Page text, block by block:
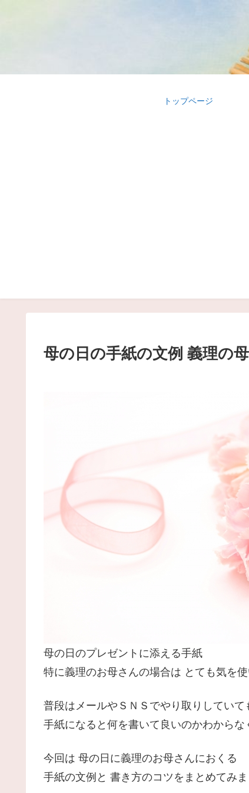
トップページ
母の日の手紙の文例 義理の
母の日のプレゼントに添える手紙
特に義理のお母さんの場合は とても気を使
普段はメールやＳＮＳでやり取りしていて
手紙になると何を書いて良いのかわから
今回は 母の日に義理のお母さんにおくる
手紙の文例と 書き方のコツをまとめてみま